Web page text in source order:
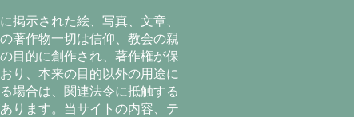
掲示された絵、写真、文章、
著作物一切は信仰、教会の親
目的に創作され、著作権が保
り、本来の目的以外の用途に
場合は、関連法令に抵触する
ります。当サイトの内容、テ